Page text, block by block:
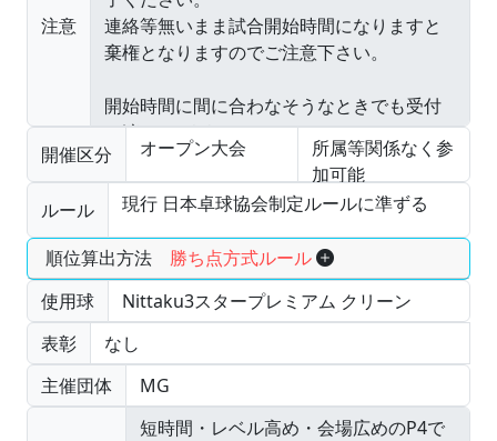
注意
開催区分 オープン大会
所属等関係なく参
加可能
ルール
現行 日本卓球協会制定ルールに準ずる
順位算出方法 勝ち点方式ルール
使用球
Nittaku3スタープレミアム クリーン
表彰
なし
主催団体
MG